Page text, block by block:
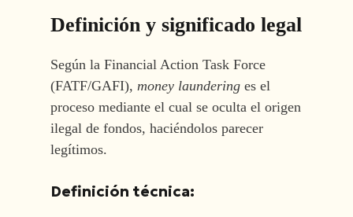
Definición y significado legal
Según la Financial Action Task Force
(FATF/GAFI), money launderinges el
proceso mediante el cual se oculta el origen
ilegal de fondos, haciéndolos parecer
legítimos.
Definición técnica: